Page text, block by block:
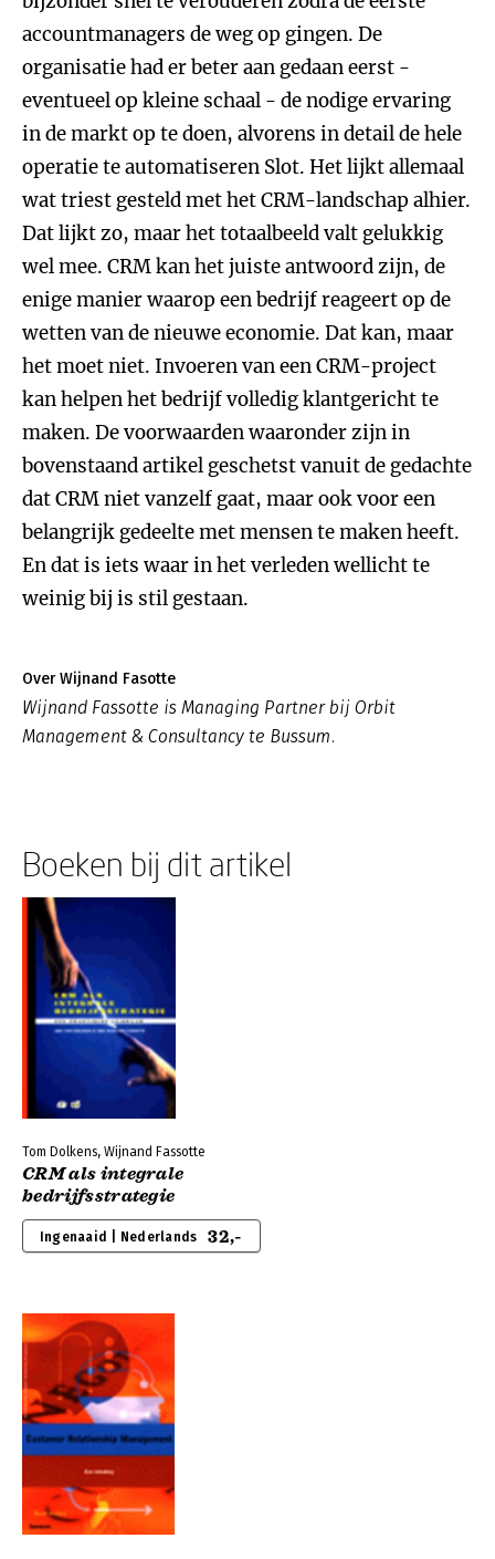
accountmanagers de weg op gingen. De
organisatie had er beter aan gedaan eerst -
eventueel op kleine schaal - de nodige ervaring
in de markt op te doen, alvorens in detail de hele
operatie te automatiseren Slot. Het lijkt allemaal
wat triest gesteld met het CRM-landschap alhier.
Dat lijkt zo, maar het totaalbeeld valt gelukkig
wel mee. CRM kan het juiste antwoord zijn, de
enige manier waarop een bedrijf reageert op de
wetten van de nieuwe economie. Dat kan, maar
het moet niet. Invoeren van een CRM-project
kan helpen het bedrijf volledig klantgericht te
maken. De voorwaarden waaronder zijn in
bovenstaand artikel geschetst vanuit de gedachte
dat CRM niet vanzelf gaat, maar ook voor een
belangrijk gedeelte met mensen te maken heeft.
En dat is iets waar in het verleden wellicht te
weinig bij is stil gestaan.
Over Wijnand Fasotte
Wijnand Fassotte is Managing Partner bij Orbit
Management & Consultancy te Bussum.
Boeken bij dit artikel
Tom Dolkens, Wijnand Fassotte
CRM als integrale
bedrijfsstrategie
Ingenaaid | Nederlands 32,-